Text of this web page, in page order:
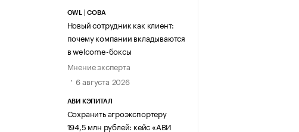
OWL | СОВА
Новый сотрудник как клиент:
почему компании вкладываются
в welcome-боксы
Мнение эксперта
6 августа 2026
АВИ КЭПИТАЛ
Сохранить агроэкспортеру
194,5 млн рублей: кейс «АВИ